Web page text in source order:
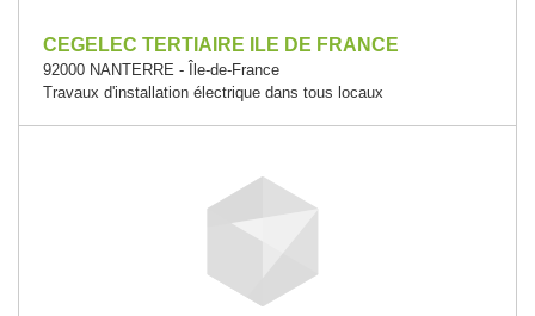
CEGELEC TERTIAIRE ILE DE FRANCE
92000 NANTERRE - Île-de-France
Travaux d'installation électrique dans tous locaux